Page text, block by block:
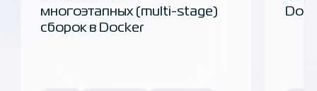
многоэтапных (multi-stage)
сборок в Docker